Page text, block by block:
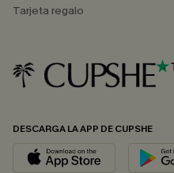
Tarjeta regalo
DESCARGA LA APP DE CUPSHE